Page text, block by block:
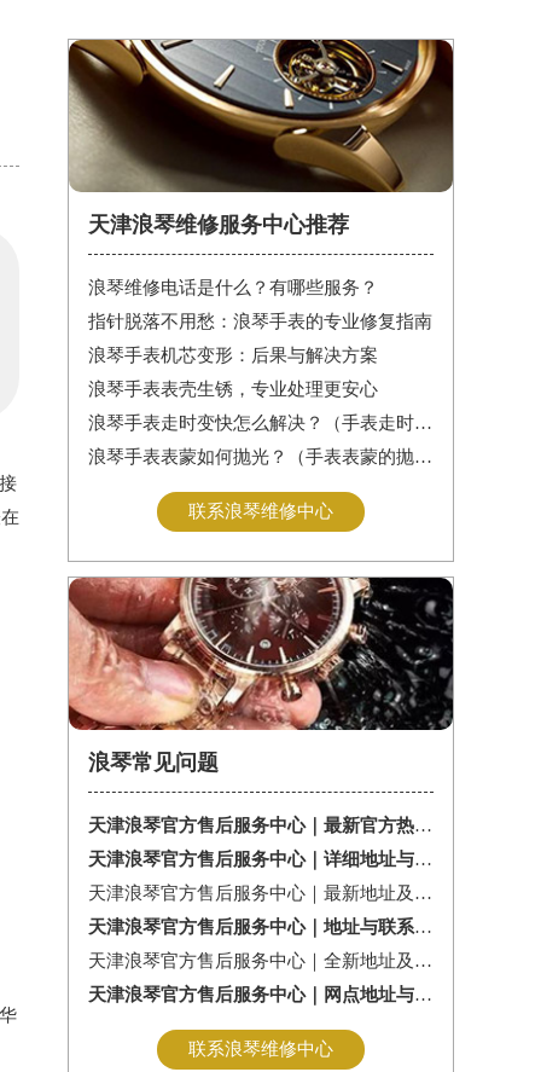
天津浪琴维修服务中心推荐
浪琴维修电话是什么？有哪些服务？
指针脱落不用愁：浪琴手表的专业修复指南
浪琴手表机芯变形：后果与解决方案
浪琴手表表壳生锈，专业处理更安心
浪琴手表走时变快怎么解决？（手表走时变快的解决方法）
浪琴手表表蒙如何抛光？（手表表蒙的抛光方法）
联系浪琴维修中心
浪琴常见问题
天津浪琴官方售后服务中心｜最新官方热线及维修地址权威信息通告（2026年7月最新）
天津浪琴官方售后服务中心｜详细地址与售后服务电话权威信息公告（2026年7月最新）
天津浪琴官方售后服务中心｜最新地址及官方售后热线权威信息公告（2026年7月最新）
天津浪琴官方售后服务中心｜地址与联系电话权威信息公告（2026年7月最新）
天津浪琴官方售后服务中心｜全新地址及服务热线权威信息公示（2026年7月最新）
天津浪琴官方售后服务中心｜网点地址与服务热线权威信息公示（2026年7月最新）
联系浪琴维修中心